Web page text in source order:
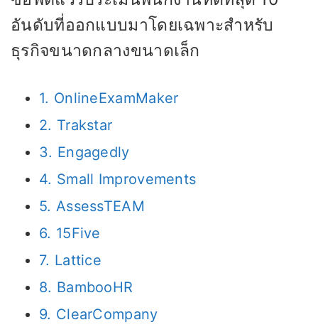
อันดับที่ออกแบบมาโดยเฉพาะสำหรับ
ธุรกิจขนาดกลางขนาดเล็ก
1. OnlineExamMaker
2. Trakstar
3. Engagedly
4. Small Improvements
5. AssessTEAM
6. 15Five
7. Lattice
8. BambooHR
9. ClearCompany